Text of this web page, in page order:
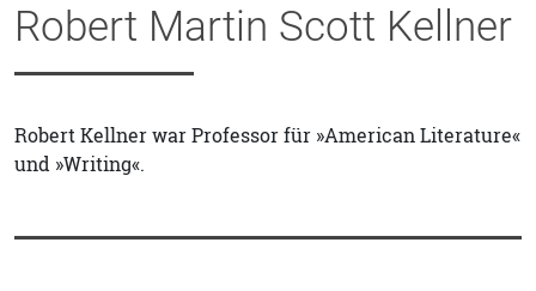
Robert Martin Scott Kellner
Robert Kellner war Professor für »American Literature«
und »Writing«.